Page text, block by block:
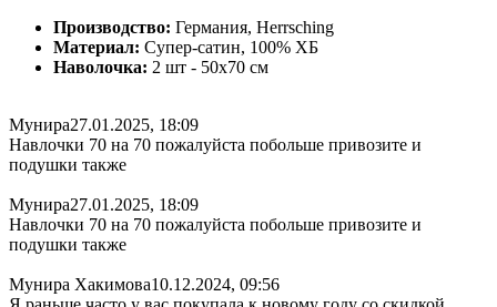
Производство: Германия, Herrsching
Материал: Супер-сатин, 100% ХБ
Наволочка: 2 шт - 50x70 см
Мунира27.01.2025, 18:09
Навлочки 70 на 70 пожалуйста побольше привозите и
подушки также
Мунира27.01.2025, 18:09
Навлочки 70 на 70 пожалуйста побольше привозите и
подушки также
Мунира Хакимова10.12.2024, 09:56